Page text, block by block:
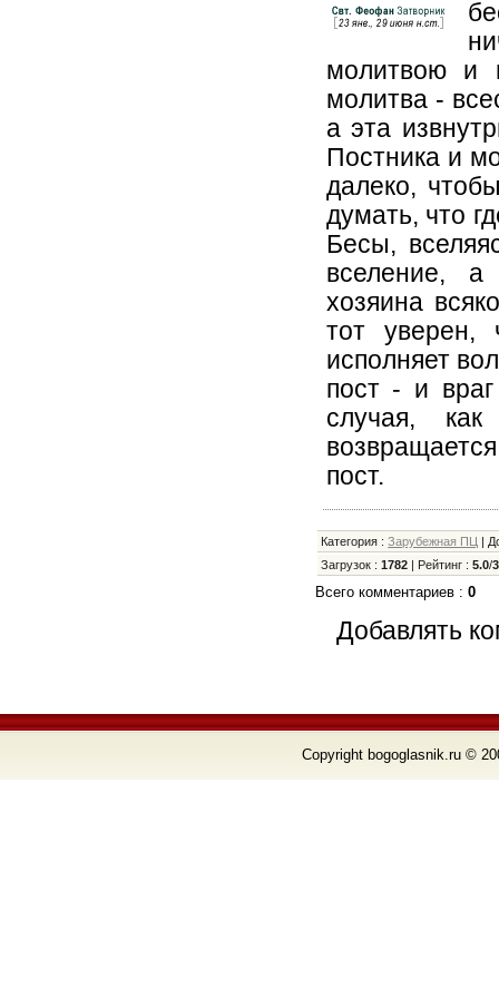
молитвою и
молитва -
а эта
Постника и
далеко,
думать, что
Бесы,
вселение, а
хозяина
тот
исполняет
пост - и
случая,
пост.
Категория :Зарубежная ПЦ
Загрузок :1782 Рейтинг :5.0/3
Всего комментариев :0
Добавлять
Copyright bogoglasnik.ru ©